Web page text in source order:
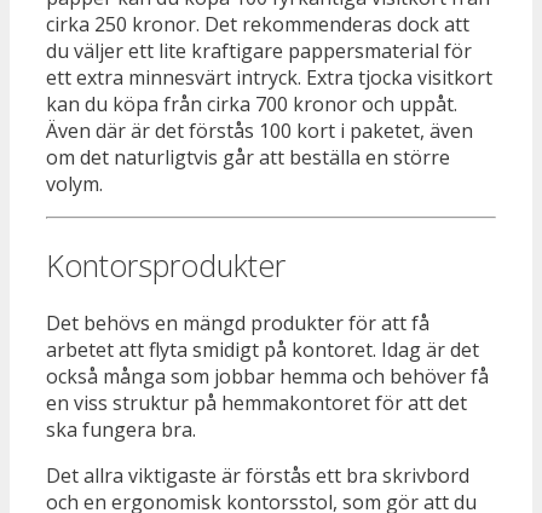
cirka 250 kronor. Det rekommenderas dock att
du väljer ett lite kraftigare pappersmaterial för
ett extra minnesvärt intryck. Extra tjocka visitkort
kan du köpa från cirka 700 kronor och uppåt.
Även där är det förstås 100 kort i paketet, även
om det naturligtvis går att beställa en större
volym.
Kontorsprodukter
Det behövs en mängd produkter för att få
arbetet att flyta smidigt på kontoret. Idag är det
också många som jobbar hemma och behöver få
en viss struktur på hemmakontoret för att det
ska fungera bra.
Det allra viktigaste är förstås ett bra skrivbord
och en ergonomisk kontorsstol, som gör att du